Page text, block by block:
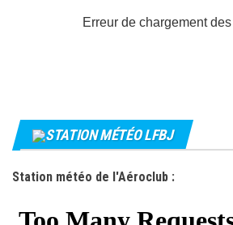
m
e
n
Erreur de chargement
STATION MÉTÉO LFBJ
Station météo de l'Aéroclub :